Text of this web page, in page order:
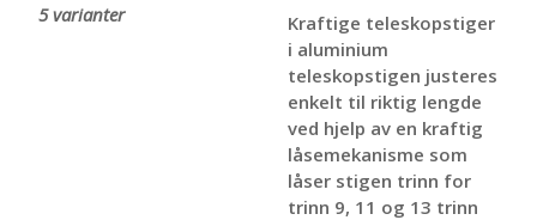
5 varianter
Kraftige teleskopstiger
i aluminium
teleskopstigen justeres
enkelt til riktig lengde
ved hjelp av en kraftig
låsemekanisme som
låser stigen trinn for
trinn 9, 11 og 13 trinn